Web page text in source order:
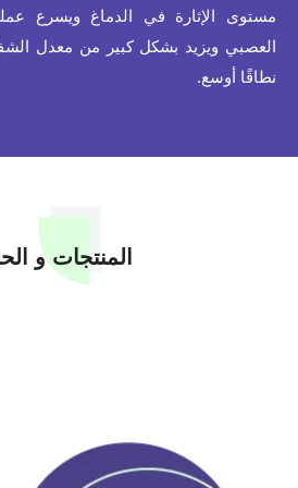
مستوى الإثارة في الدماغ ويسرع
العصبي ويزيد بشكل كبير من معدل
نطاقًا أوسع.
المنتجات و